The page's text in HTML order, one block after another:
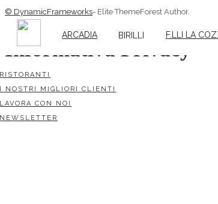
© DynamicFrameworks- Elite ThemeForest Author.
ARCADIA BIRILLI F.LLI LA
RISTORANTI
I NOSTRI MIGLIORI CLIENTI
LAVORA CON NOI
NEWSLETTER
Informativa Privacy